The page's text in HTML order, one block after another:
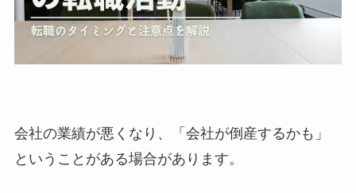
会社の業績が悪くなり、「会社が倒産するかも」
ということがある場合があります。